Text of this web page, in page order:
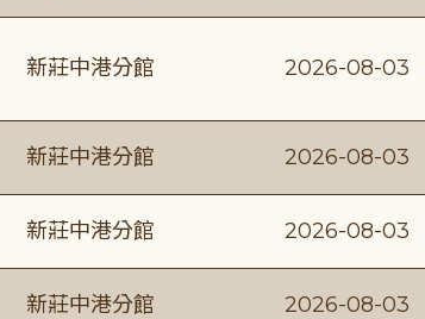
新莊中港分館 2026-08-03
新莊中港分館 2026-08-03
新莊中港分館 2026-08-03
新莊中港分館 2026-08-03